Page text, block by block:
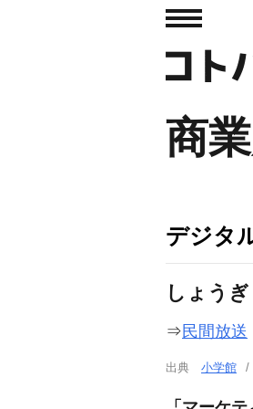
商
デジタ
しょう
⇒民間放送
出典 小学館